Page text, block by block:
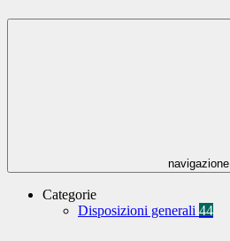
navigazione
Categorie
Disposizioni generali 44